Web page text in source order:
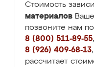
Стоимость
материалов
позвоните нам
8 (800) 511-89-55,
8 (926) 409-68-13
рассчитает